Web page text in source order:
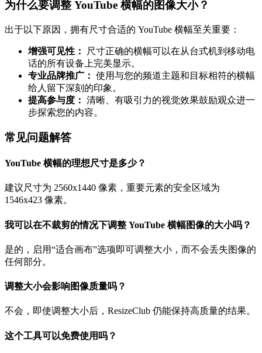
为什么要调整 YouTube 横幅的图像大小？
出于以下原因，拥有尺寸合适的 YouTube 横幅至关重要：
增强可见性：
尺寸正确的横幅可以在从台式机到移动电
话的所有设备上完美显示。
专业品牌推广： 使用与您的频道主题和目标相符的横幅
给人留下深刻的印象。
提高参与度： 清晰、有吸引力的视觉效果鼓励观众进一
步探索您的内容。
常见问题解答
YouTube 横幅的理想尺寸是多少？
建议尺寸为 2560x1440 像素，重要元素的安全区域为
1546x423 像素。
我可以在不裁剪的情况下调整 YouTube 横幅图像的大小吗？
是的，启用“适合画布”选项即可调整大小，而不会丢失图像的
任何部分。
调整大小会影响图像质量吗？
不会，即使调整大小后，ResizeClub 仍能保持高质量的结果。
这个工具可以免费使用吗？